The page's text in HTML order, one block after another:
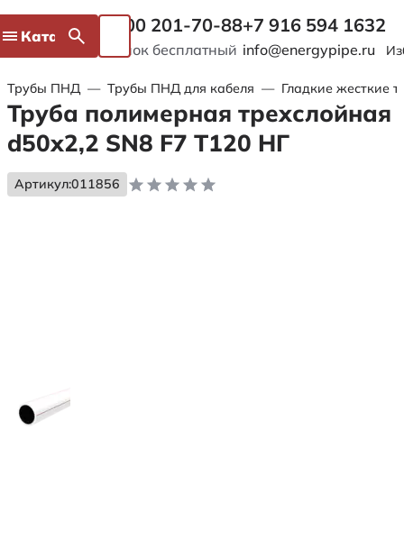
Каталог 8 800 201-70-88
Звонок бесплатный
+7 916 594 1632
info@energypipe.ru
Трубы ПНД — Трубы ПНД для кабеля — Гладкие жесткие
Труба полимерная трехслойная
d50х2,2 SN8 F7 Т120 НГ
Артикул:011856